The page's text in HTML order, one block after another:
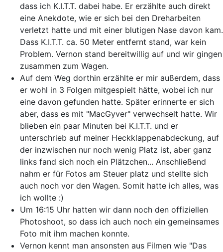
dass ich K.I.T.T. dabei habe. Er erzählte auch direkt
eine Anekdote, wie er sich bei den Dreharbeiten
verletzt hatte und mit einer blutigen Nase davon kam.
Dass K.I.T.T. ca. 50 Meter entfernt stand, war kein
Problem. Vernon stand bereitwillig auf und wir gingen
zusammen zum Wagen.
Auf dem Weg dorthin erzählte er mir außerdem, dass
er wohl in 3 Folgen mitgespielt hätte, wobei ich nur
eine davon gefunden hatte. Später erinnerte er sich
aber, dass es mit "MacGyver" verwechselt hatte. Wir
blieben ein paar Minuten bei K.I.T.T. und er
unterschrieb auf meiner Heckklappenabdeckung, auf
der inzwischen nur noch wenig Platz ist, aber ganz
links fand sich noch ein Plätzchen... Anschließend
nahm er für Fotos am Steuer platz und stellte sich
auch noch vor den Wagen. Somit hatte ich alles, was
ich wollte :)
Um 16:15 Uhr hatten wir dann noch den offiziellen
Photoshoot, so dass ich auch noch ein gemeinsames
Foto mit ihm machen konnte.
Vernon kennt man ansonsten aus Filmen wie "Das